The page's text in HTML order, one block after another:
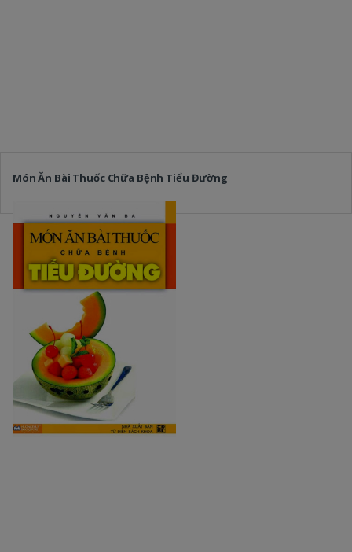
Món Ăn Bài Thuốc Chữa Bệnh Tiểu Đường